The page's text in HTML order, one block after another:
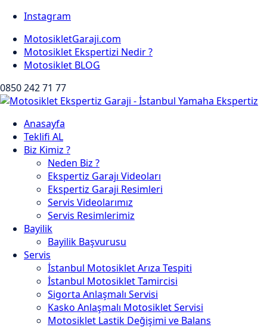
Instagram
MotosikletGaraji.com
Motosiklet Ekspertizi Nedir ?
Motosiklet BLOG
0850 242 71 77
Anasayfa
Teklifi AL
Biz Kimiz ?
Neden Biz ?
Ekspertiz Garajı Videoları
Ekspertiz Garaji Resimleri
Servis Videolarımız
Servis Resimlerimiz
Bayilik
Bayilik Başvurusu
Servis
İstanbul Motosiklet Arıza Tespiti
İstanbul Motosiklet Tamircisi
Sigorta Anlaşmalı Servisi
Kasko Anlaşmalı Motosiklet Servisi
Motosiklet Lastik Değişimi ve Balans